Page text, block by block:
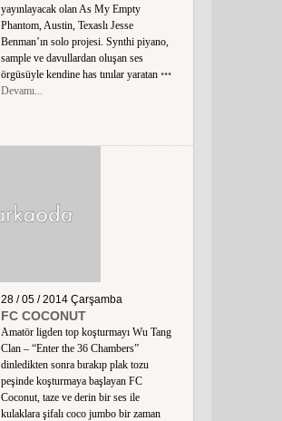
yayınlayacak olan As My Empty
Phantom, Austin, Texaslı Jesse
Benman’ın solo projesi. Synthi piyano,
sample ve davullardan oluşan ses
örgüsüyle kendine has tınılar yaratan •••
Devamı...
28 / 05 / 2014 Çarşamba
FC COCONUT
Amatör ligden top koşturmayı Wu Tang
Clan – “Enter the 36 Chambers”
dinledikten sonra bırakıp plak tozu
peşinde koşturmaya başlayan FC
Coconut, taze ve derin bir ses ile
kulaklara şifalı coco jumbo bir zaman